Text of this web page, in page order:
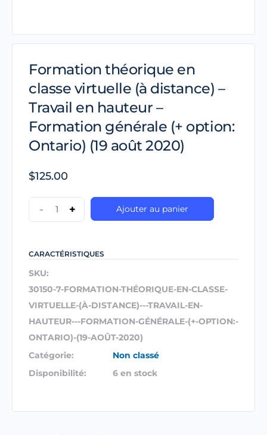
Formation théorique en
classe virtuelle (à distance) –
Travail en hauteur –
Formation générale (+ option:
Ontario) (19 août 2020)
$125.00
- + Ajouter au panier
CARACTÉRISTIQUES
SKU:
30150-7-FORMATION-THÉORIQUE-EN-CLASSE-
VIRTUELLE-(À-DISTANCE)---TRAVAIL-EN-
HAUTEUR---FORMATION-GÉNÉRALE-(+-OPTION:-
ONTARIO)-(19-AOÛT-2020)
Catégorie:
Non classé
Disponibilité:
6 en stock